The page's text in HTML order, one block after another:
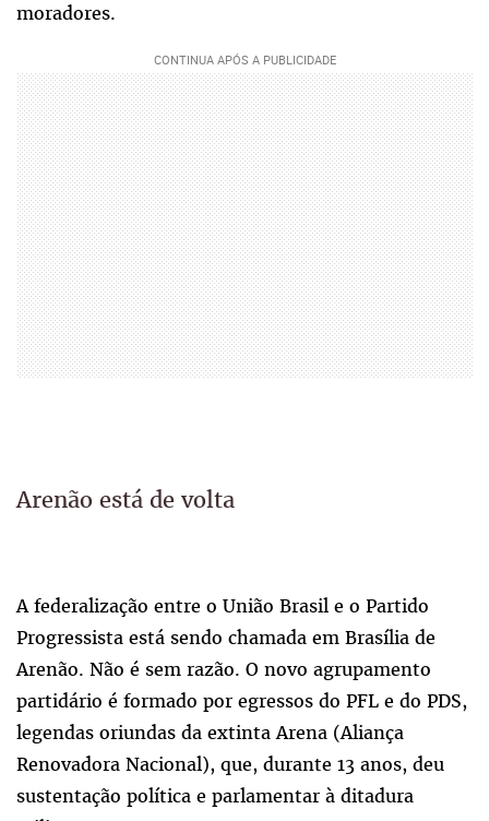
moradores.
Arenão está de volta
A federalização entre o União Brasil e o Partido
Progressista está sendo chamada em Brasília de
Arenão. Não é sem razão. O novo agrupamento
partidário é formado por egressos do PFL e do PDS,
legendas oriundas da extinta Arena (Aliança
Renovadora Nacional), que, durante 13 anos, deu
sustentação política e parlamentar à ditadura